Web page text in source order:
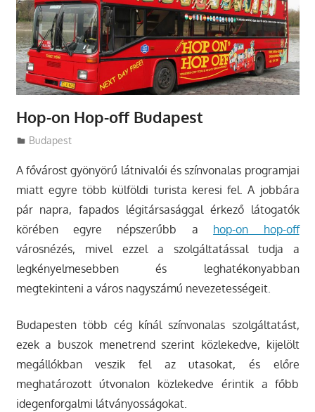
Hop-on Hop-off Budapest
Utazasok.org
Budapest
A fővárost gyönyörű látnivalói és színvonalas programjai
miatt egyre több külföldi turista keresi fel. A jobbára
pár napra, fapados légitársasággal érkező látogatók
körében egyre népszerűbb a hop-on hop-off
városnézés, mivel ezzel a szolgáltatással tudja a
legkényelmesebben és leghatékonyabban
megtekinteni a város nagyszámú nevezetességeit.
Budapesten több cég kínál színvonalas szolgáltatást,
ezek a buszok menetrend szerint közlekedve, kijelölt
megállókban veszik fel az utasokat, és előre
meghatározott útvonalon közlekedve érintik a főbb
idegenforgalmi látványosságokat.